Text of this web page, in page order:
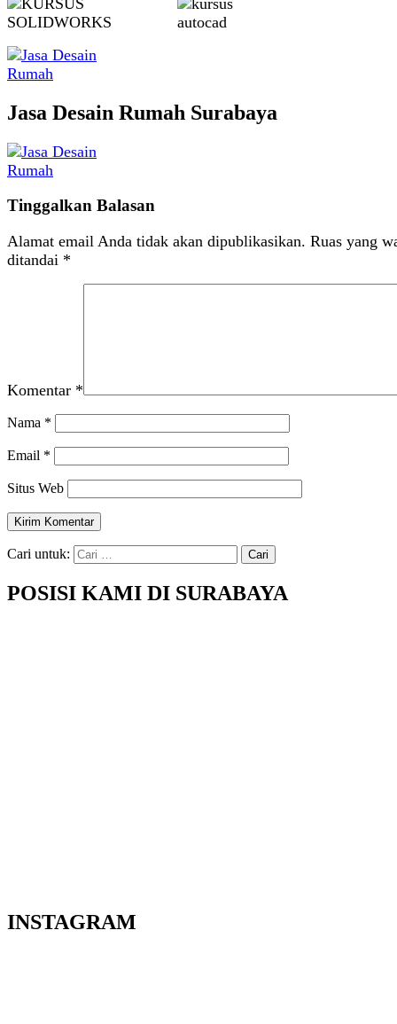
Jasa Desain Rumah Surabaya
Tinggalkan Balasan
Alamat email Anda tidak akan dipublikasikan. Ruas yang
ditandai *
Komentar *
Nama *
Email *
Situs Web
Cari untuk:
POSISI KAMI DI SURABAYA
INSTAGRAM